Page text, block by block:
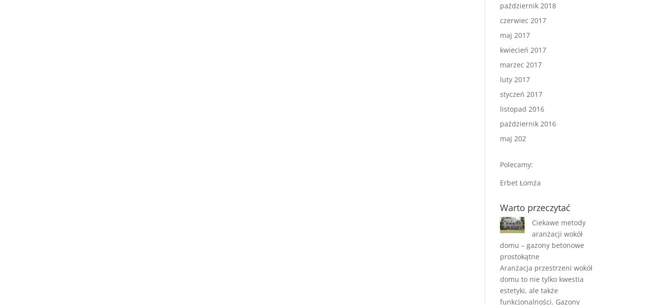
październik 2018
czerwiec 2017
maj 2017
kwiecień 2017
marzec 2017
luty 2017
styczeń 2017
listopad 2016
październik 2016
maj 202
Polecamy:
Erbet Łomża
Warto przeczytać
Ciekawe metody
aranżacji wokół
domu – gazony betonowe
prostokątne
Aranżacja przestrzeni wokół
domu to nie tylko kwestia
estetyki, ale także
funkcjonalności. Gazony